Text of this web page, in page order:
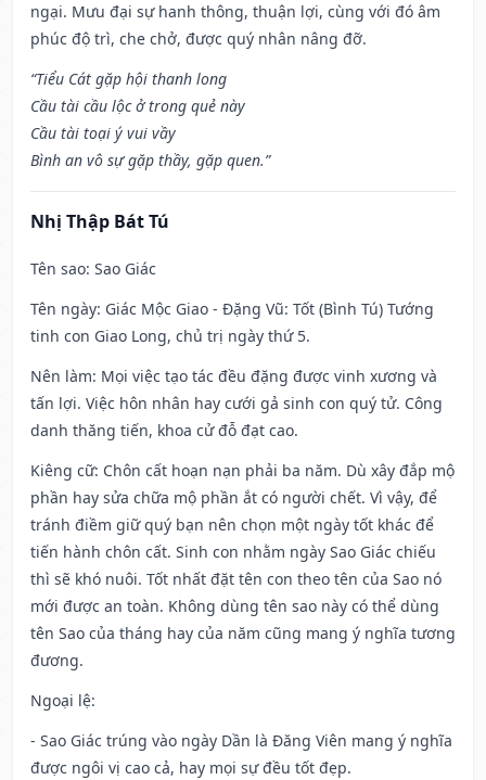
ngại. Mưu đại sự hanh thông, thuận lợi, cùng với đó âm
phúc độ trì, che chở, được quý nhân nâng đỡ.
“Tiểu Cát gặp hội thanh long
Cầu tài cầu lộc ở trong quẻ này
Cầu tài toại ý vui vầy
Bình an vô sự gặp thầy, gặp quen.”
Nhị Thập Bát Tú
Tên sao: Sao Giác
Tên ngày: Giác Mộc Giao - Đặng Vũ: Tốt (Bình Tú) Tướng
tinh con Giao Long, chủ trị ngày thứ 5.
Nên làm: Mọi việc tạo tác đều đặng được vinh xương và
tấn lợi. Việc hôn nhân hay cưới gả sinh con quý tử. Công
danh thăng tiến, khoa cử đỗ đạt cao.
Kiêng cữ: Chôn cất hoạn nạn phải ba năm. Dù xây đắp mộ
phần hay sửa chữa mộ phần ắt có người chết. Vì vậy, để
tránh điềm giữ quý bạn nên chọn một ngày tốt khác để
tiến hành chôn cất. Sinh con nhằm ngày Sao Giác chiếu
thì sẽ khó nuôi. Tốt nhất đặt tên con theo tên của Sao nó
mới được an toàn. Không dùng tên sao này có thể dùng
tên Sao của tháng hay của năm cũng mang ý nghĩa tương
đương.
Ngoại lệ:
- Sao Giác trúng vào ngày Dần là Đăng Viên mang ý nghĩa
được ngôi vị cao cả, hay mọi sự đều tốt đẹp.